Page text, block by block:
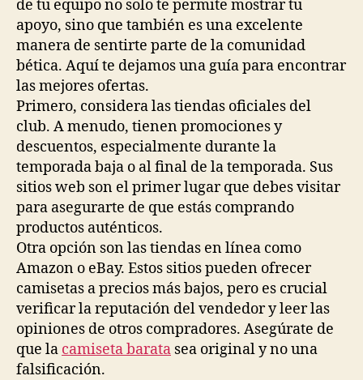
de tu equipo no solo te permite mostrar tu
apoyo, sino que también es una excelente
manera de sentirte parte de la comunidad
bética. Aquí te dejamos una guía para encontrar
las mejores ofertas.
Primero, considera las tiendas oficiales del
club. A menudo, tienen promociones y
descuentos, especialmente durante la
temporada baja o al final de la temporada. Sus
sitios web son el primer lugar que debes visitar
para asegurarte de que estás comprando
productos auténticos.
Otra opción son las tiendas en línea como
Amazon o eBay. Estos sitios pueden ofrecer
camisetas a precios más bajos, pero es crucial
verificar la reputación del vendedor y leer las
opiniones de otros compradores. Asegúrate de
que la camiseta barata sea original y no una
falsificación.